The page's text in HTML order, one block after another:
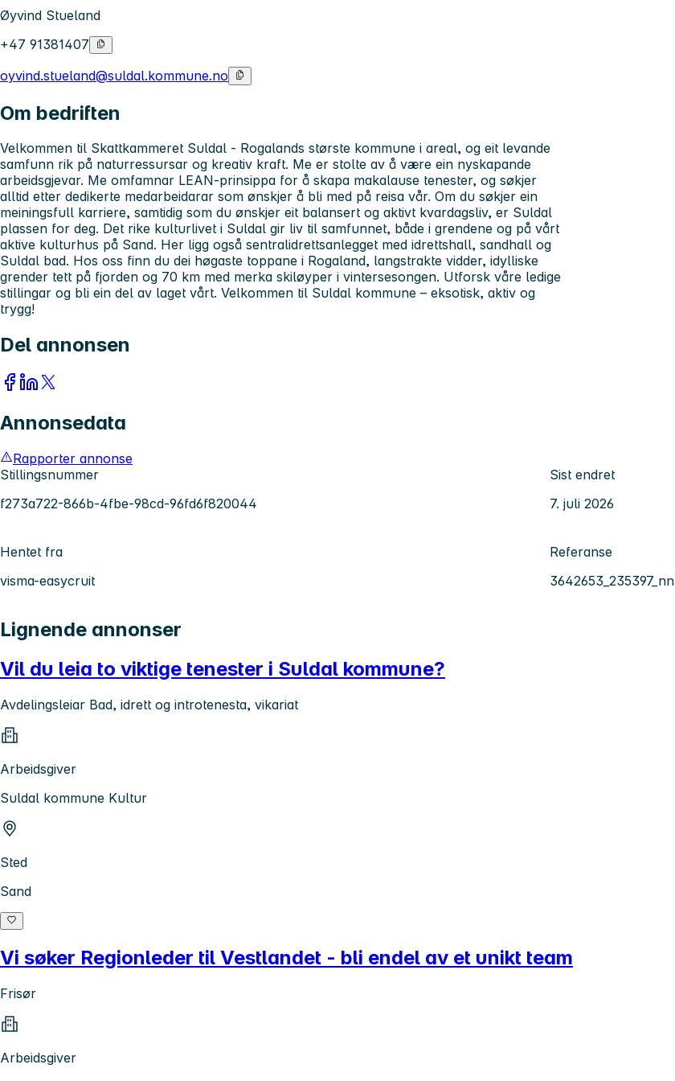
Øyvind Stueland
+47 91381407
oyvind.stueland@suldal.kommune.no
Om bedriften
Velkommen til Skattkammeret Suldal - Rogalands største kommune i areal, og eit levande
samfunn rik på naturressursar og kreativ kraft. Me er stolte av å være ein nyskapande
arbeidsgjevar. Me omfamnar LEAN-prinsippa for å skapa makalause tenester, og søkjer
alltid etter dedikerte medarbeidarar som ønskjer å bli med på reisa vår. Om du søkjer ein
meiningsfull karriere, samtidig som du ønskjer eit balansert og aktivt kvardagsliv, er Suldal
plassen for deg. Det rike kulturlivet i Suldal gir liv til samfunnet, både i grendene og på vårt
aktive kulturhus på Sand. Her ligg også sentralidrettsanlegget med idrettshall, sandhall og
Suldal bad. Hos oss finn du dei høgaste toppane i Rogaland, langstrakte vidder, idylliske
grender tett på fjorden og 70 km med merka skiløyper i vintersesongen. Utforsk våre ledige
stillingar og bli ein del av laget vårt. Velkommen til Suldal kommune – eksotisk, aktiv og
trygg!
Del annonsen
Annonsedata
Rapporter annonse
Stillingsnummer
f273a722-866b-4fbe-98cd-96fd6f820044
Sist endret
7. juli 2026
Hentet fra
visma-easycruit
Referanse
3642653_235397_nn
Lignende annonser
Vil du leia to viktige tenester i Suldal kommune?
Avdelingsleiar Bad, idrett og introtenesta, vikariat
Arbeidsgiver
Suldal kommune Kultur
Sted
Sand
Vi søker Regionleder til Vestlandet - bli endel av et unikt team
Frisør
Arbeidsgiver